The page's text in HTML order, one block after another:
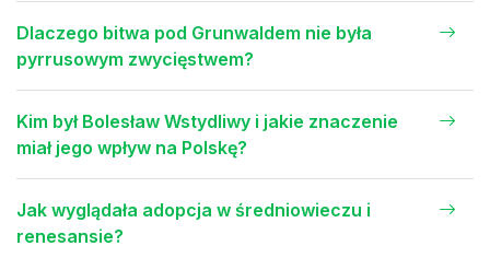
Dlaczego bitwa pod Grunwaldem nie była
pyrrusowym zwycięstwem?
Kim był Bolesław Wstydliwy i jakie znaczenie
miał jego wpływ na Polskę?
Jak wyglądała adopcja w średniowieczu i
renesansie?